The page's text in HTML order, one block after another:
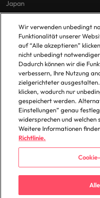
Japan
Unsere Richtlinien
Datenschutz
Cookie-Richtlinie
Policy Library
© 2025 Robert
Wir verwenden unbedingt
Funktionalität unserer
auf “Alle akzeptieren”
nicht unbedingt
Dadurch können wir die
verbessern, Ihre Nutzung
zielgerichteter ausgestalten.
klicken, wodurch nur
gespeichert werden.
Einstellungen” genau
widersprechen und welchen
Weitere Informationen
Richtlinie.